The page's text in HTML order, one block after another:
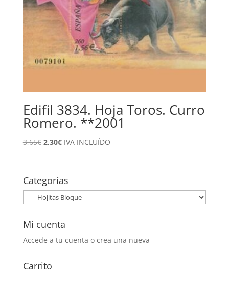
Edifil 3834. Hoja Toros. Curro
Romero. **2001
3,65€ El
3,65€.
2,30€El
2,30€.
IVA INCLUÍDO
Categorías
Mi cuenta
Accede a tu cuenta o crea una nueva
Carrito